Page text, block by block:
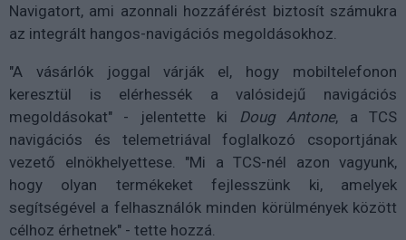
Navigatort, ami azonnali hozzáférést biztosít számukra
az integrált hangos-navigációs megoldásokhoz.
"A vásárlók joggal várják el, hogy mobiltelefonon
keresztül is elérhessék a valósidejű navigációs
megoldásokat" - jelentette ki
Doug Antone, a TCS
navigációs és telemetriával foglalkozó csoportjának
vezető elnökhelyettese. "Mi a TCS-nél azon vagyunk,
hogy olyan termékeket fejlesszünk ki, amelyek
segítségével a felhasználók minden körülmények között
célhoz érhetnek" - tette hozzá.